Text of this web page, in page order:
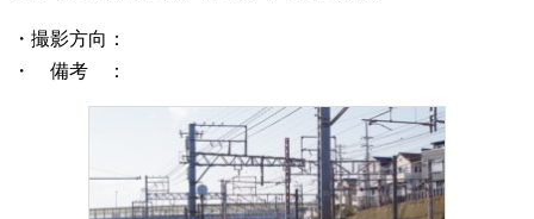
・撮影方向：
・ 備考 ：